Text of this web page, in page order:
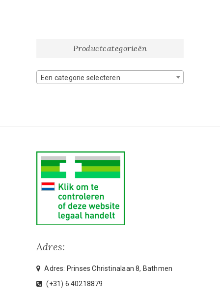
Productcategorieën
Een categorie selecteren
Adres:
Adres: Prinses Christinalaan 8, Bathmen
(+31) 6 40218879